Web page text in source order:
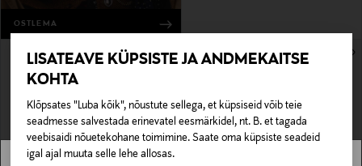
LISATEAVE KÜPSISTE JA ANDMEKAITSE
KOHTA
Klõpsates "Luba kõik", nõustute sellega, et küpsiseid võib teie
seadmesse salvestada erinevatel eesmärkidel, nt. B. et tagada
veebisaidi nõuetekohane toimimine. Saate oma küpsiste seadeid
igal ajal muuta selle lehe allosas.
OSTLEMA